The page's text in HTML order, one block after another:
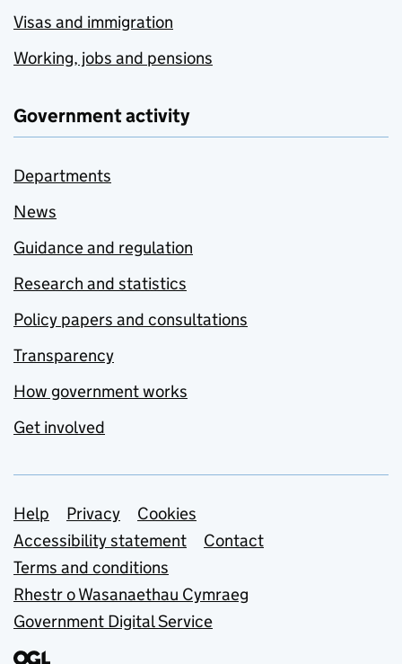
Visas and immigration
Working, jobs and pensions
Government activity
Departments
News
Guidance and regulation
Research and statistics
Policy papers and consultations
Transparency
How government works
Get involved
Support links
Help Privacy
Cookies
Accessibility statement
Contact
Terms and conditions
Rhestr o Wasanaethau Cymraeg
Government Digital Service